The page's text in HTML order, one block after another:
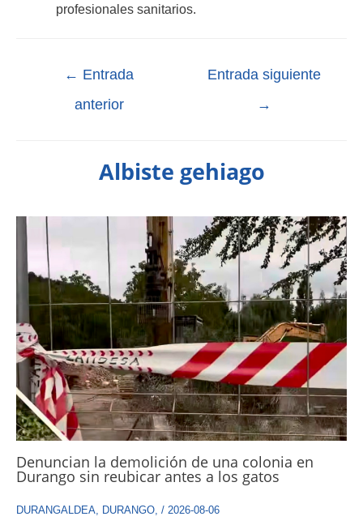
profesionales sanitarios.
← Entrada
anterior
Entrada siguiente
→
Albiste gehiago
Denuncian la demolición de una colonia en
Durango sin reubicar antes a los gatos
DURANGALDEA, DURANGO, / 2026-08-06